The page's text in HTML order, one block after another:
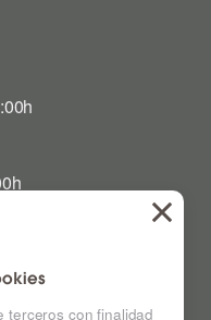
terceros con finalidad